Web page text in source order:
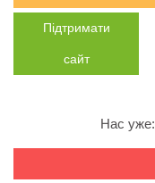
Підтримати
сайт
Нас уже: